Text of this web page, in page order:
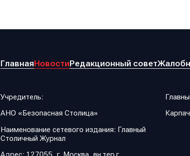
ГлавнаяНовостиРедакционный совет
Учредитель:
АНО «Безопасная Столица»
Наименование сетевого издания: Главный
Столичный Журнал